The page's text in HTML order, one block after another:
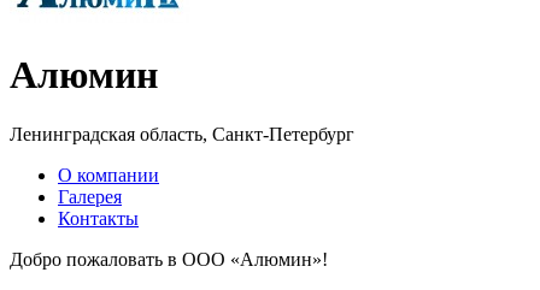
Алюмин
Ленинградская область, Санкт-Петербург
О компании
Галерея
Контакты
Добро пожаловать в ООО «Алюмин»!